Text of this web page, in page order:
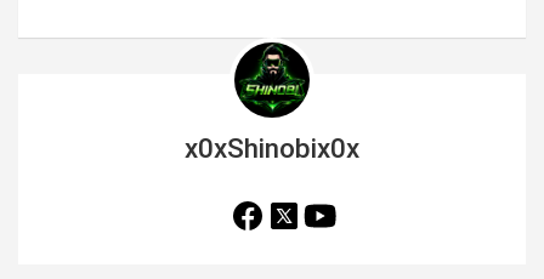
x0xShinobix0x